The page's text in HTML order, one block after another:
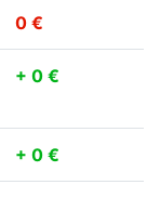
0 €
+ 0 €
+ 0 €